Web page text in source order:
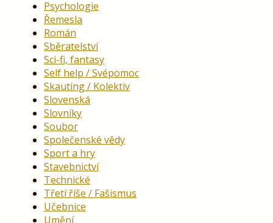
Psychologie
Řemesla
Román
Sběratelství
Sci-fi, fantasy
Self help / Svépomoc
Skauting / Kolektiv
Slovenská
Slovníky
Soubor
Společenské vědy
Sport a hry
Stavebnictví
Technické
Třetí říše / Fašismus
Učebnice
Umění